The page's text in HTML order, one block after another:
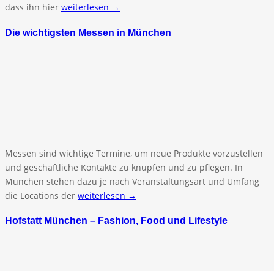
dass ihn hier weiterlesen →
Die wichtigsten Messen in München
Messen sind wichtige Termine, um neue Produkte vorzustellen
und geschäftliche Kontakte zu knüpfen und zu pflegen. In
München stehen dazu je nach Veranstaltungsart und Umfang
die Locations der weiterlesen →
Hofstatt München – Fashion, Food und Lifestyle